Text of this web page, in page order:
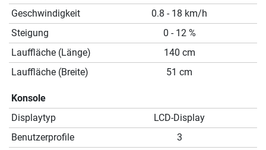
Geschwindigkeit
0.8 - 18 km/h
Steigung
0 - 12 %
Lauffläche (Länge)
140 cm
Lauffläche (Breite)
51 cm
Konsole
Displaytyp
LCD-Display
Benutzerprofile
3